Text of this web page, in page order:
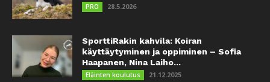
PRO 28.5.2026
SporttiRakin kahvila: Koiran
käyttäytyminen ja oppiminen – Sofia
Haapanen, Nina Laiho...
Eläinten koulutus 21.12.2025